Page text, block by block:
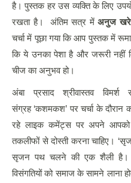
है। पुस्तक हर उस व्यक्ति के लिए
रखता है। अंतिम सत्र में अनुज खरे
चर्चा में पूछा गया कि आप पुस्तक में
कि ये उनका पेशा है और जरूरी
चीज का अनुभव हो।
अंबा प्रसाद श्रीवास्तव
संग्रह ‘कशमकश’ पर चर्चा के
रहे लाइक कमेंट्स पर अपने
तकलीफों से दोस्ती करना चाहिए।
सृजन पथ चलने की एक शैली है।
विसंगतियों को समाज के सामने लाना